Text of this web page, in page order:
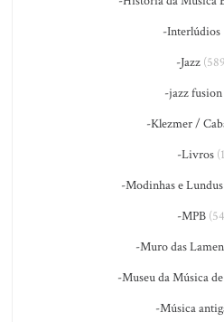
-Interlúdios
-Jazz
-jazz fusion
-Klezmer /
-Livros
-Modinhas e
-MPB
-Muro das
-Museu da Música
-Música